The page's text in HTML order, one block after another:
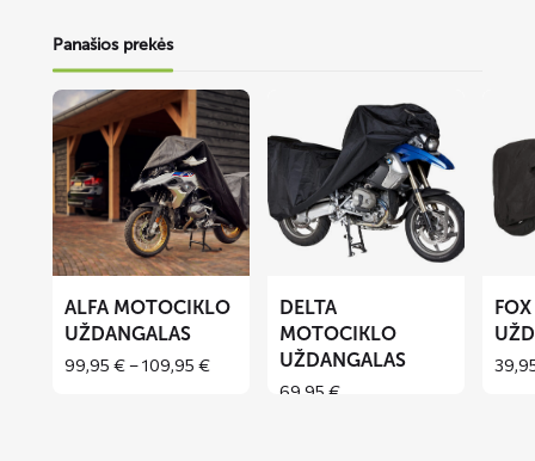
Panašios prekės
Lees
meer
over
ALFA
motociklo
uždangalas
ALFA MOTOCIKLO
UŽDANGALAS
99,95 €–109,95 €Price
meer
over
DELTA
motociklo
uždangalas
DELTA
MOTOCIKLO
UŽDANGALAS
69,95€
over
FOX